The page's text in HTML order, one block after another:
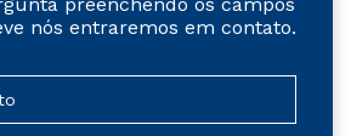
nós entraremos em contato.